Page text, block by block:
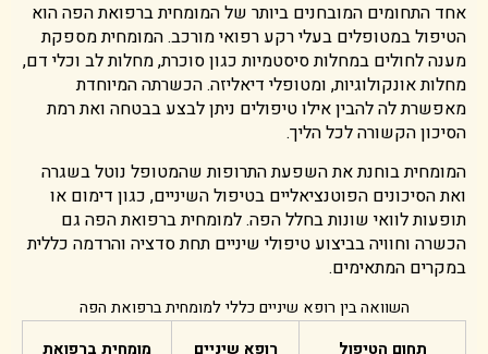
אחד התחומים המובחנים ביותר של המומחית ברפואת הפה הוא
הטיפול במטופלים בעלי רקע רפואי מורכב. המומחית מספקת
מענה לחולים במחלות סיסטמיות כגון סוכרת, מחלות לב וכלי דם,
מחלות אונקולוגיות, ומטופלי דיאליזה. הכשרתה המיוחדת
מאפשרת לה להבין אילו טיפולים ניתן לבצע בבטחה ואת רמת
הסיכון הקשורה לכל הליך.
המומחית בוחנת את השפעת התרופות שהמטופל נוטל בשגרה
ואת הסיכונים הפוטנציאליים בטיפול השיניים, כגון דימום או
תופעות לוואי שונות בחלל הפה. למומחית ברפואת הפה גם
הכשרה וחוויה בביצוע טיפולי שיניים תחת סדציה והרדמה כללית
במקרים המתאימים.
השוואה בין רופא שיניים כללי למומחית ברפואת הפה
תחום הטיפול
רופא שיניים מומחית ברפואת